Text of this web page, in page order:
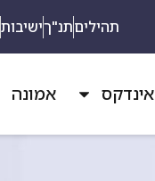
תהיליםתנ"ךישיבות
אינדקס אמונה